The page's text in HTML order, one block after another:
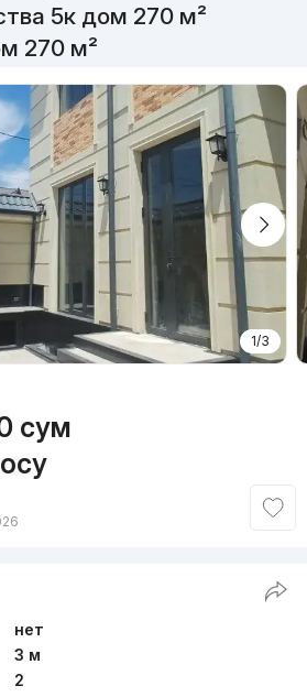
5к дом 270 м²
270 м²
1/3
сум
нет
3 м
2